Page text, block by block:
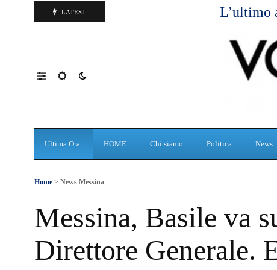
LATEST L’ultimo
Ultima Ora HOME Chi siamo Politica News
Home > News Messina
Messina, Basile va
Direttore Generale.